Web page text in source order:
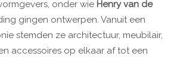
onder wie Henry van de
gingen ontwerpen. Vanuit een
stemden ze architectuur, meubilair,
accessoires op elkaar af tot een